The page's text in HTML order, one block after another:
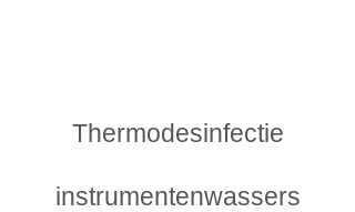
Thermodesinfectie
instrumentenwassers​